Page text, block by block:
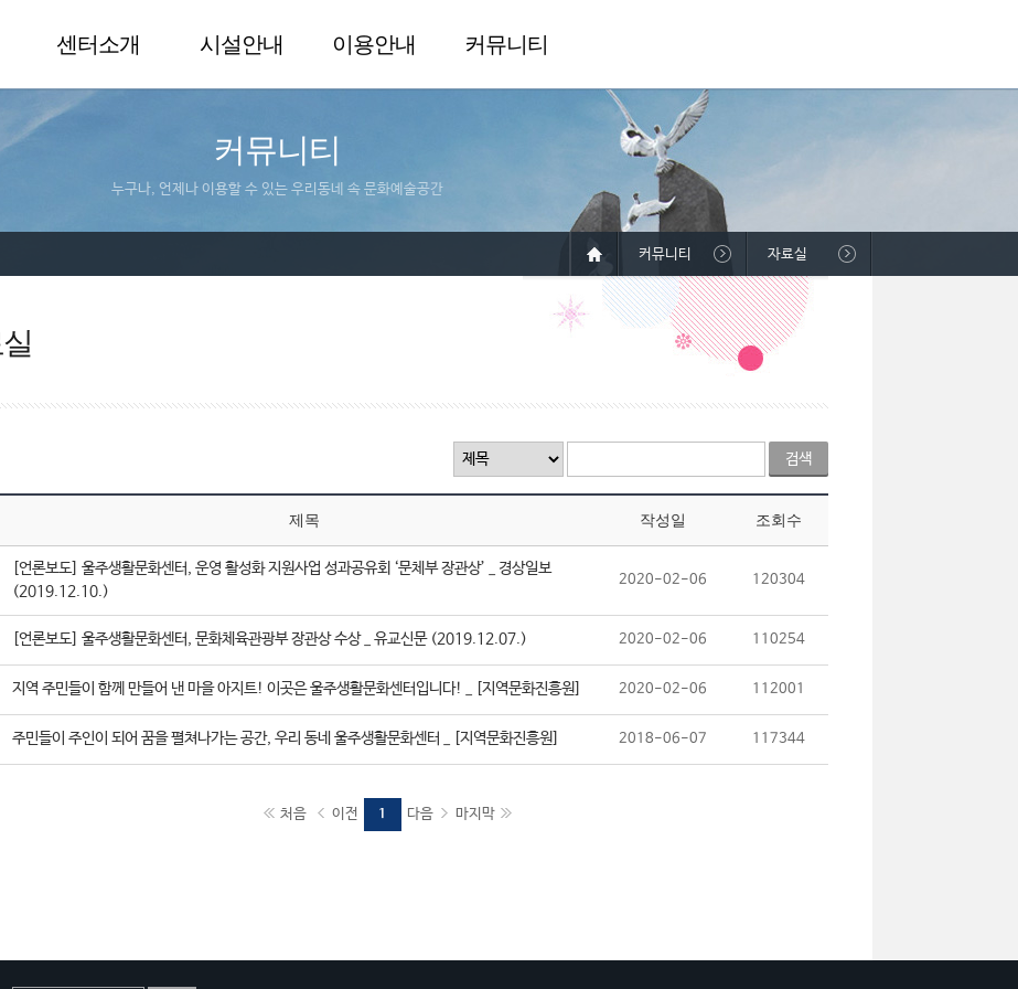
센터소개 시설안내 이용안내 커뮤니티
커뮤니티
누구나, 언제나 이용할 수 있는 우리동네 속 문화예술공간
커뮤니티 자료실
제목 작성일 조회수
[언론보도] 울주생활문화센터, 운영 활성화 지원사업 성과공유회 ‘문체부 장관상’ _ 경상일보
(2019.12.10.)
2020-02-06 120304
[언론보도] 울주생활문화센터, 문화체육관광부 장관상 수상 _ 유교신문 (2019.12.07.) 2020-02-06 110254
지역 주민들이 함께 만들어 낸 마을 아지트! 이곳은 울주생활문화센터입니다! _ [지역문화진흥원] 2020-02-06 112001
주민들이 주인이 되어 꿈을 펼쳐나가는 공간, 우리 동네 울주생활문화센터 _ [지역문화진흥원] 2018-06-07 117344
처음 이전 1 다음 마지막